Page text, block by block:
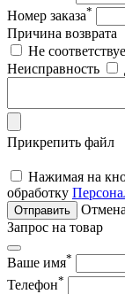
Номер заказа*
Причина возврата
Не
Неисправность
Прикрепить файл
Нажимая на
обработку
Отправить
Отмена
Запрос на товар
Ваше имя*
Телефон*